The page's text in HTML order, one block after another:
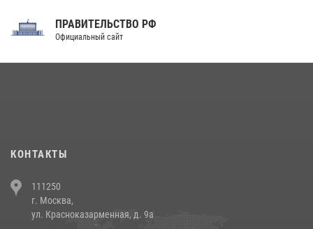
Праздник «Один день с Росгвардией» к 105-летию Центрального
напавших на бригаду скорой помощи (видео)
14 июля 2026, 12:20
ПРАВИТЕЛЬСТВО РФ
Официальный сайт
КОНТАКТЫ
111250
г. Москва,
ул. Красноказарменная, д. 9а